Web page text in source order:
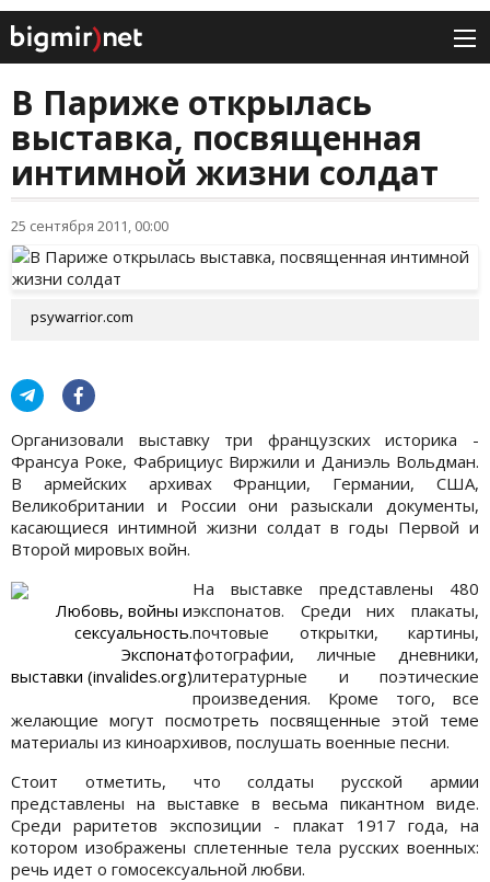
В Париже открылась
выставка, посвященная
интимной жизни солдат
25 сентября 2011, 00:00
psywarrior.com
Организовали выставку три французских историка -
Франсуа Роке, Фабрициус Виржили и Даниэль Вольдман.
В армейских архивах Франции, Германии, США,
Великобритании и России они разыскали документы,
касающиеся интимной жизни солдат в годы Первой и
Второй мировых войн.
Любовь, войны и
сексуальность.
Экспонат
выставки (invalides.org)
На выставке представлены 480
экспонатов. Среди них плакаты,
почтовые открытки, картины,
фотографии, личные дневники,
литературные и поэтические
произведения. Кроме того, все
желающие могут посмотреть посвященные этой теме
материалы из киноархивов, послушать военные песни.
Стоит отметить, что солдаты русской армии
представлены на выставке в весьма пикантном виде.
Среди раритетов экспозиции - плакат 1917 года, на
котором изображены сплетенные тела русских военных:
речь идет о гомосексуальной любви.